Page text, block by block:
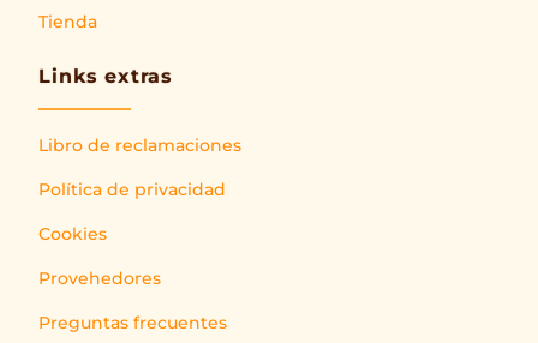
Tienda
Links extras
Libro de reclamaciones
Política de privacidad
Cookies
Provehedores
Preguntas frecuentes